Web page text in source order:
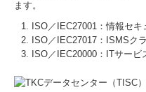
ます。
ISO／IEC27001：情報セ
ISO／IEC27017：ISMSク
ISO／IEC20000：ITサー